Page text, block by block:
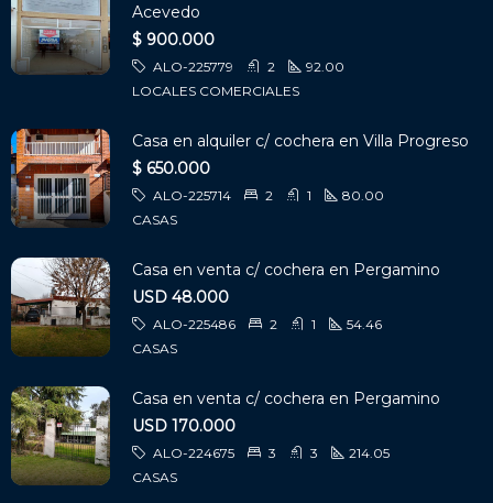
Acevedo
$ 900.000
ALO-225779 2
92.00
LOCALES COMERCIALES
Casa en alquiler c/ cochera en Villa Progreso
$ 650.000
ALO-225714 2 1
80.00
CASAS
Casa en venta c/ cochera en Pergamino
USD 48.000
ALO-225486 2 1
54.46
CASAS
Casa en venta c/ cochera en Pergamino
USD 170.000
ALO-224675 3 3
214.05
CASAS